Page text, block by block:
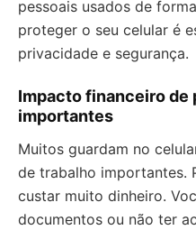
pessoais usados de
proteger o seu celular é
privacidade e segurança.
Impacto financeiro de
importantes
Muitos guardam no
de trabalho importantes.
custar muito dinheiro.
documentos ou não ter